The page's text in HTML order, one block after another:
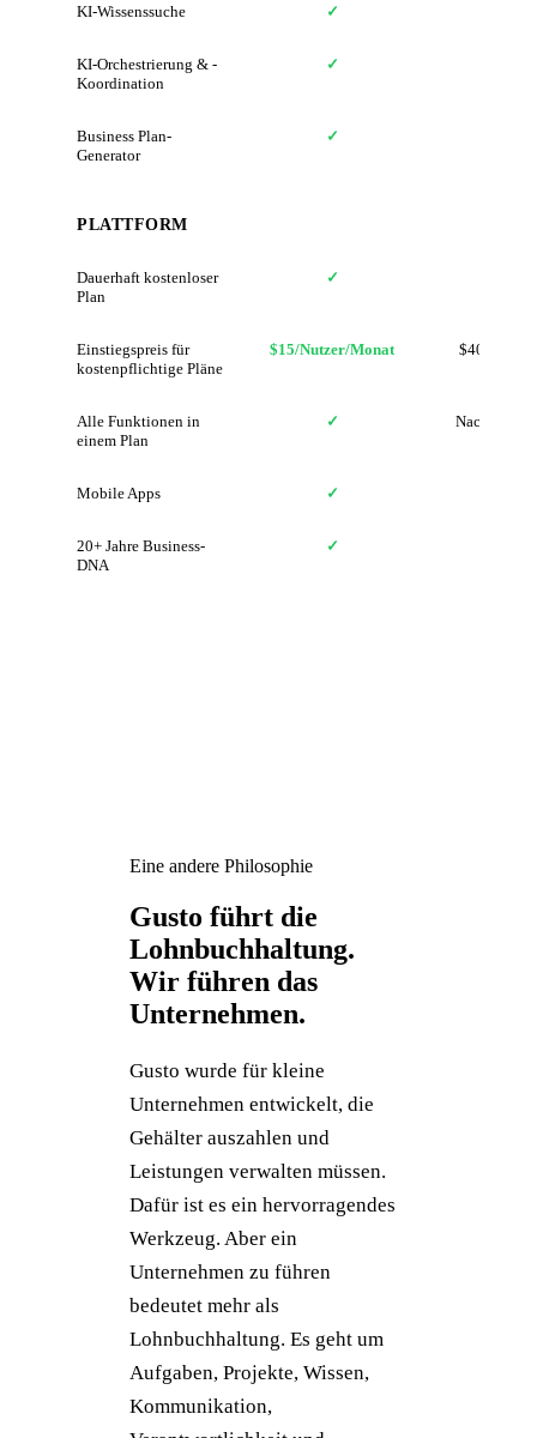
KI-Wissenssuche ✓
KI-Orchestrierung & -
Koordination
✓
Business Plan-
Generator
✓
PLATTFORM
Dauerhaft kostenloser
Plan
✓
Einstiegspreis für
kostenpflichtige Pläne
$15/Nutzer/Monat $40/Monat
Alle Funktionen in
einem Plan
✓ Nach
Mobile Apps ✓
20+ Jahre Business-
DNA
✓
Eine andere Philosophie
Gusto führt die
Lohnbuchhaltung.
Wir führen das
Unternehmen.
Gusto wurde für kleine
Unternehmen entwickelt, die
Gehälter auszahlen und
Leistungen verwalten müssen.
Dafür ist es ein hervorragendes
Werkzeug. Aber ein
Unternehmen zu führen
bedeutet mehr als
Lohnbuchhaltung. Es geht um
Aufgaben, Projekte, Wissen,
Kommunikation,